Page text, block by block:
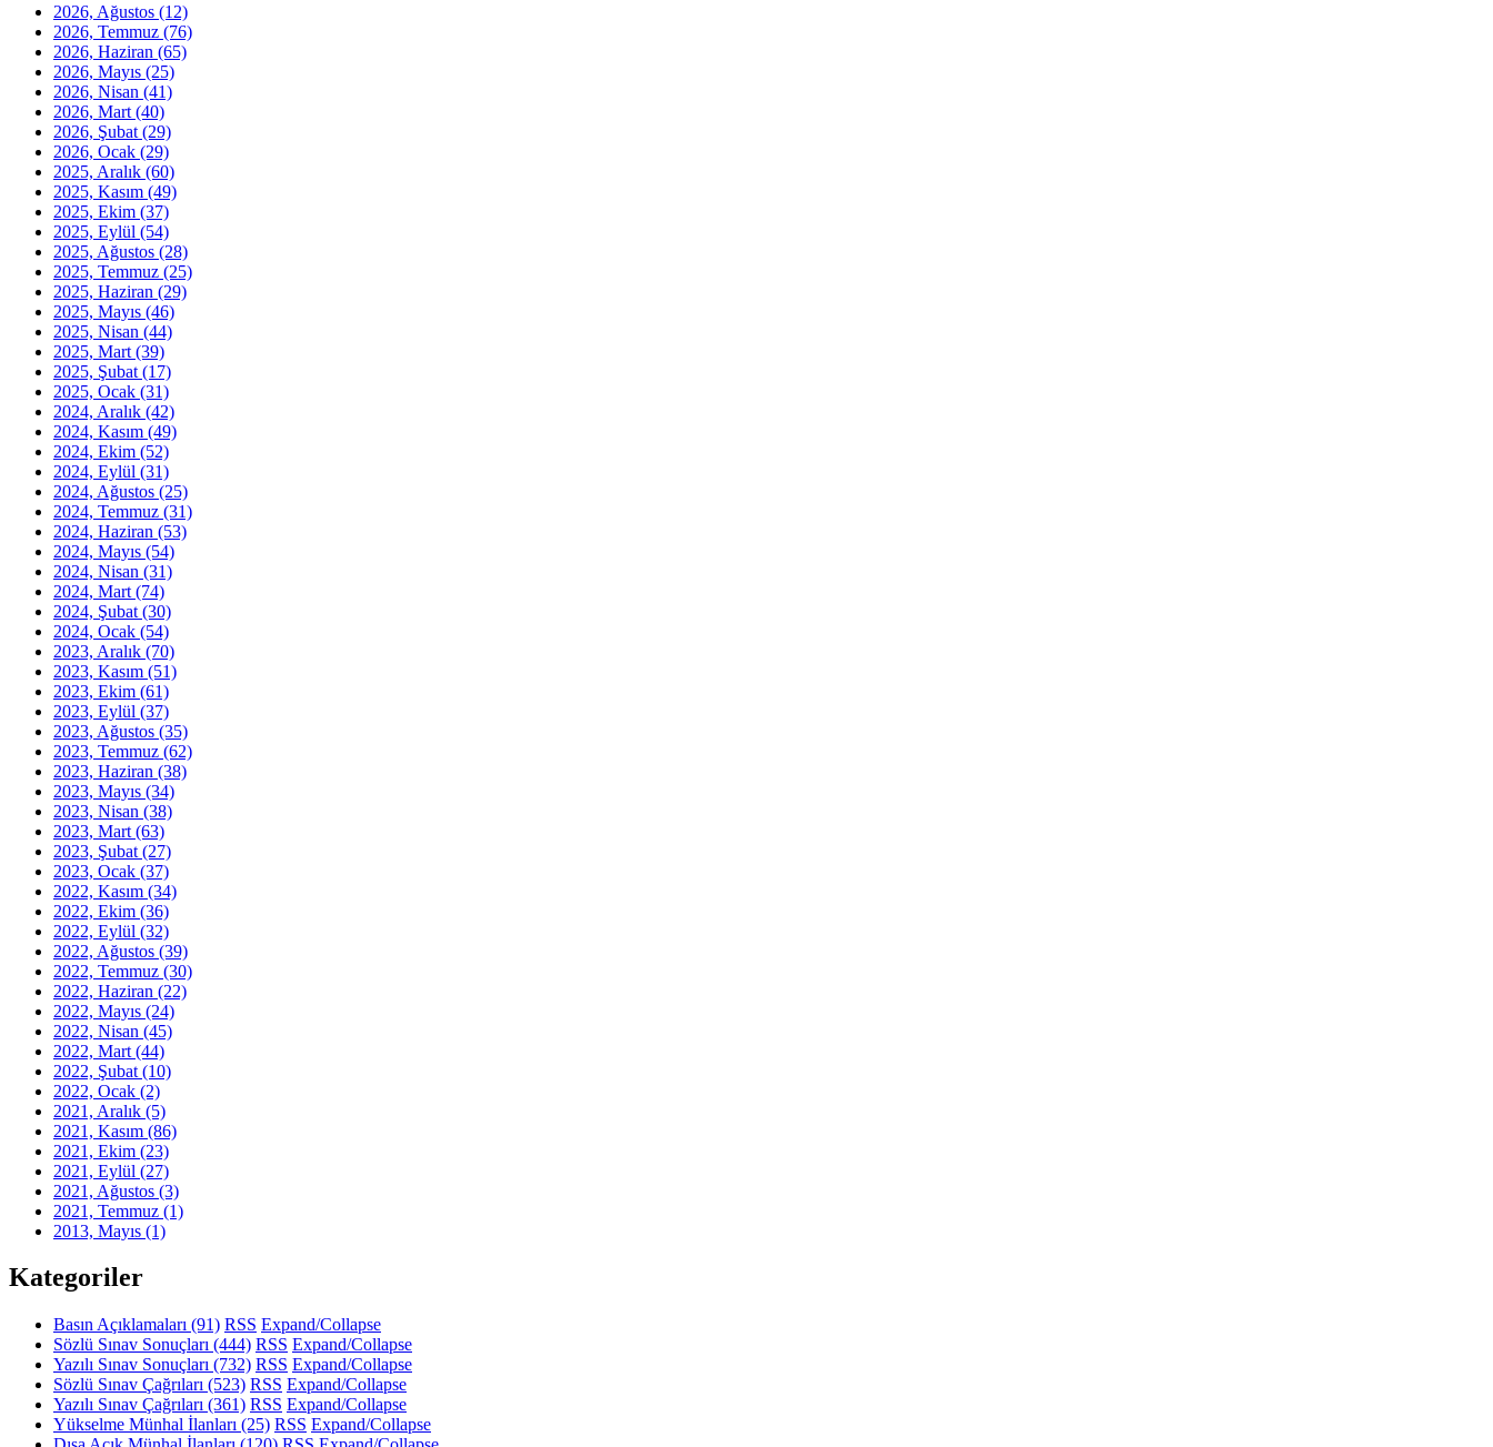
2026, Ağustos (12)
2026, Temmuz (76)
2026, Haziran (65)
2026, Mayıs (25)
2026, Nisan (41)
2026, Mart (40)
2026, Şubat (29)
2026, Ocak (29)
2025, Aralık (60)
2025, Kasım (49)
2025, Ekim (37)
2025, Eylül (54)
2025, Ağustos (28)
2025, Temmuz (25)
2025, Haziran (29)
2025, Mayıs (46)
2025, Nisan (44)
2025, Mart (39)
2025, Şubat (17)
2025, Ocak (31)
2024, Aralık (42)
2024, Kasım (49)
2024, Ekim (52)
2024, Eylül (31)
2024, Ağustos (25)
2024, Temmuz (31)
2024, Haziran (53)
2024, Mayıs (54)
2024, Nisan (31)
2024, Mart (74)
2024, Şubat (30)
2024, Ocak (54)
2023, Aralık (70)
2023, Kasım (51)
2023, Ekim (61)
2023, Eylül (37)
2023, Ağustos (35)
2023, Temmuz (62)
2023, Haziran (38)
2023, Mayıs (34)
2023, Nisan (38)
2023, Mart (63)
2023, Şubat (27)
2023, Ocak (37)
2022, Kasım (34)
2022, Ekim (36)
2022, Eylül (32)
2022, Ağustos (39)
2022, Temmuz (30)
2022, Haziran (22)
2022, Mayıs (24)
2022, Nisan (45)
2022, Mart (44)
2022, Şubat (10)
2022, Ocak (2)
2021, Aralık (5)
2021, Kasım (86)
2021, Ekim (23)
2021, Eylül (27)
2021, Ağustos (3)
2021, Temmuz (1)
2013, Mayıs (1)
Kategoriler
Basın Açıklamaları (91) RSS Expand/Collapse
Sözlü Sınav Sonuçları (444) RSS Expand/Collapse
Yazılı Sınav Sonuçları (732) RSS Expand/Collapse
Sözlü Sınav Çağrıları (523) RSS Expand/Collapse
Yazılı Sınav Çağrıları (361) RSS Expand/Collapse
Yükselme Münhal İlanları (25) RSS Expand/Collapse